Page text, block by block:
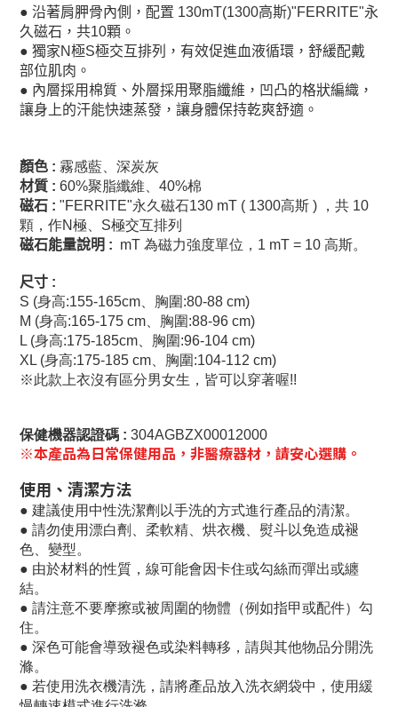
● 沿著肩胛骨內側，配置 130mT(1300高斯)"FERRITE"永
久磁石，共10顆。
● 獨家N極S極交互排列，有效促進血液循環，舒緩配戴
部位肌肉。
● 內層採用棉質、外層採用聚脂纖維，凹凸的格狀編織，
讓身上的汗能快速蒸發，讓身體保持乾爽舒適。
顏色 : 霧感藍、 深炭灰
材質 : 60%聚脂纖維 、40%棉
磁石 : "FERRITE"永久磁石130 mT ( 1300高斯 ) ，共 10
顆，作N極、S極交互排列
磁石能量說明 : mT 為磁力強度單位，1 mT = 10 高斯。
尺寸 :
S (身高:155-165cm、胸圍:80-88 cm)
M (身高:165-175 cm、胸圍:88-96 cm)
L (身高:175-185cm、胸圍:96-104 cm)
XL (身高:175-185 cm、胸圍:104-112 cm)
※此款上衣沒有區分男女生，皆可以穿著喔!!
保健機器認證碼 : 304AGBZX00012000
※本產品為日常保健用品，非醫療器材，請安心選購。
使用、清潔方法
● 建議使用中性洗潔劑以手洗的方式進行產品的清潔。
● 請勿使用漂白劑、柔軟精、烘衣機、熨斗以免造成褪
色、變型。
● 由於材料的性質，線可能會因卡住或勾絲而彈出或纏
結。
● 請注意不要摩擦或被周圍的物體（例如指甲或配件）勾
住。
● 深色可能會導致褪色或染料轉移，請與其他物品分開洗
滌。
● 若使用洗衣機清洗，請將產品放入洗衣網袋中，使用緩